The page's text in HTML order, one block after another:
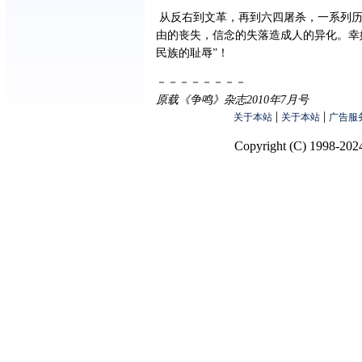
从反右到文革，再到六四屠杀，一系列
由的丧失，信念的失落造成人的异化。
民族的耻辱”！
－－－－－－－－
原载《争鸣》杂志2010年7月号
关于本站 | 关于本站 | 广告服
Copyright (C) 1998-